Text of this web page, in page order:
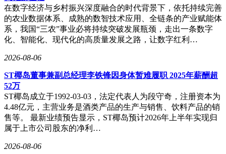
在数字经济与乡村振兴深度融合的时代背景下，依托持续完善
的农业数据体系、成熟的数智技术应用、全链条的产业赋能体
系，我国“三农”事业必将持续突破发展瓶颈，走出一条数字
化、智能化、现代化的高质量发展之路，让数字红利…
2026-08-06
ST椰岛董事兼副总经理李铁锋因身体暂难履职 2025年薪酬超
52万
ST椰岛成立于1992-03-03，法定代表人为段守奇，注册资本为
4.48亿元，主营业务是酒类产品的生产与销售、饮料产品的销
售等。 最新业绩预告显示，ST椰岛预计2026年上半年实现归
属于上市公司股东的净利…
2026-08-06